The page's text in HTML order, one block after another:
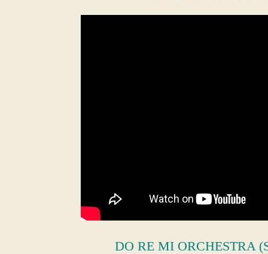
DO RE MI ORCHESTRA